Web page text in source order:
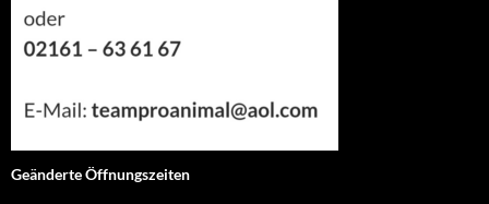
Geänderte Öffnungszeiten